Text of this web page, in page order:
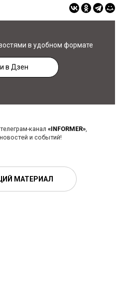
в удобном формате
в Дзен
канал «INFORMER»,
и событий!
МАТЕРИАЛ